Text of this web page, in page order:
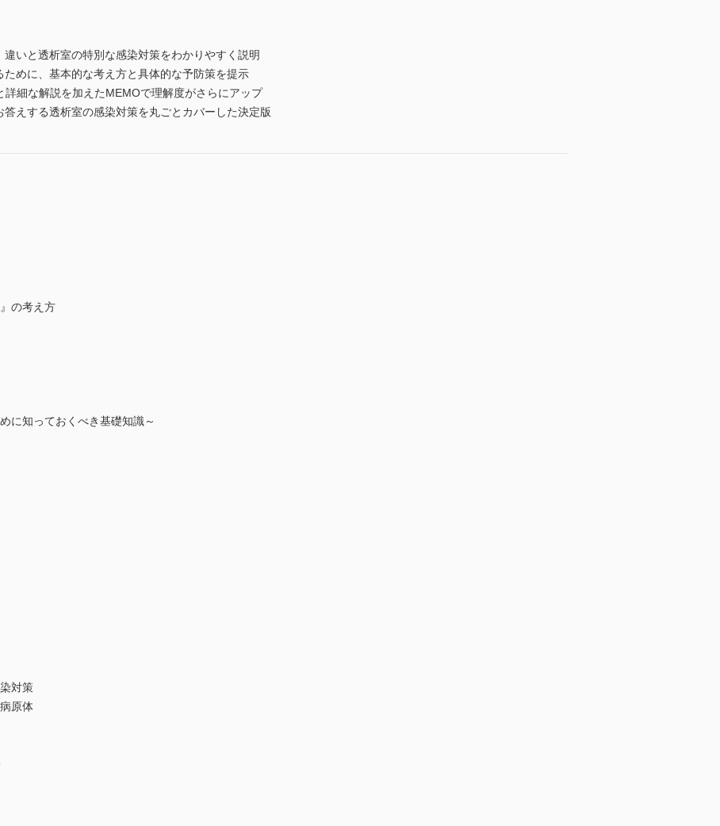
いと透析室の特別な感染対策をわかりやすく説明
めに、基本的な考え方と具体的な予防策を提示
細な解説を加えたMEMOで理解度がさらにアップ
えする透析室の感染対策を丸ごとカバーした決定版
の考え方
に知っておくべき基礎知識～
対策
原体